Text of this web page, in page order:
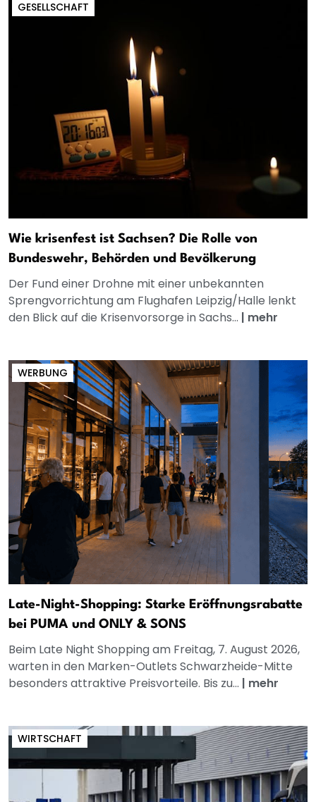
GESELLSCHAFT
Wie krisenfest ist Sachsen? Die Rolle von
Bundeswehr, Behörden und Bevölkerung
Der Fund einer Drohne mit einer unbekannten
Sprengvorrichtung am Flughafen Leipzig/Halle lenkt
den Blick auf die Krisenvorsorge in Sachs... | mehr
WERBUNG
Late-Night-Shopping: Starke Eröffnungsrabatte
bei PUMA und ONLY & SONS
Beim Late Night Shopping am Freitag, 7. August 2026,
warten in den Marken-Outlets Schwarzheide-Mitte
besonders attraktive Preisvorteile. Bis zu... | mehr
WIRTSCHAFT